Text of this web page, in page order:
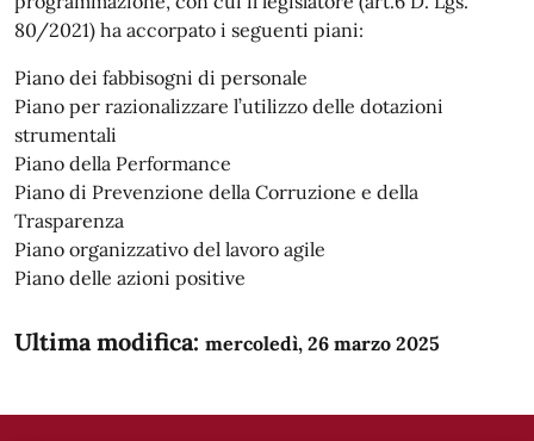
80/2021) ha accorpato i seguenti piani:
Piano dei fabbisogni di personale
Piano per razionalizzare l’utilizzo delle dotazioni
strumentali
Piano della Performance
Piano di Prevenzione della Corruzione e della
Trasparenza
Piano organizzativo del lavoro agile
Piano delle azioni positive
Ultima modifica: mercoledì, 26 marzo 2025